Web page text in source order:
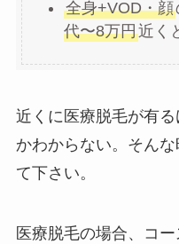
全身+VOD・顔
代〜8万円近く
近くに医療脱毛が有
かわからない。そん
て下さい。
医療脱毛の場合、コ